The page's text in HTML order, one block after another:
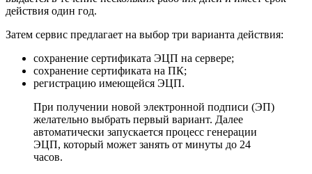
действия один год.
Затем сервис предлагает на выбор три варианта действия:
сохранение сертификата ЭЦП на сервере;
сохранение сертификата на ПК;
регистрацию имеющейся ЭЦП.
При получении новой электронной подписи (ЭП)
желательно выбрать первый вариант. Далее
автоматически запускается процесс генерации
ЭЦП, который может занять от минуты до 24
часов.